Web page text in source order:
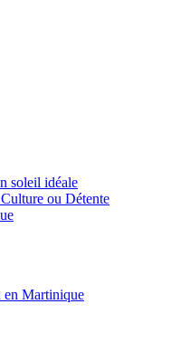
soleil idéale
ou Détente
en Martinique